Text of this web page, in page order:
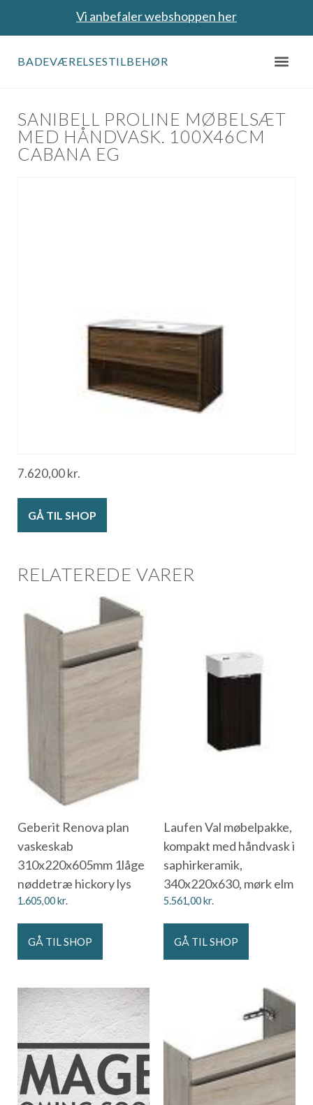
Vi anbefaler webshoppen her
BADEVÆRELSESTILBEHØR
SANIBELL PROLINE MØBELSÆT
MED HÅNDVASK. 100X46CM
CABANA EG
7.620,00kr.
GÅ TIL SHOP
RELATEREDE VARER
Geberit Renova plan
vaskeskab
310x220x605mm 1låge
nøddetræ hickory lys
1.605,00kr.
GÅ TIL SHOP
Laufen Val møbelpakke,
kompakt med håndvask i
saphirkeramik,
340x220x630, mørk elm
5.561,00kr.
GÅ TIL SHOP